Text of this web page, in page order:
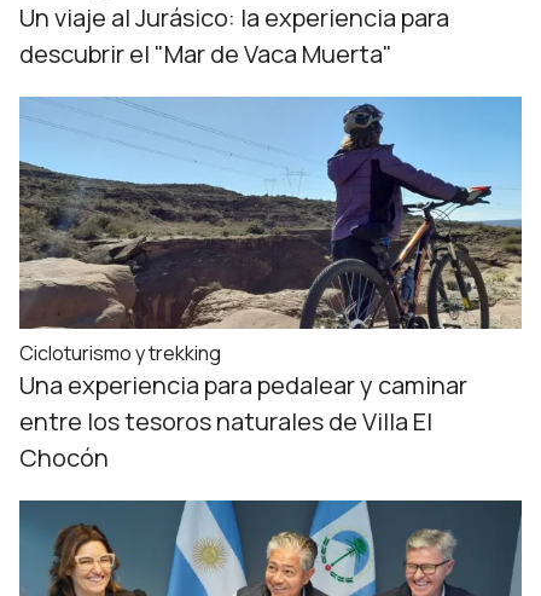
Un viaje al Jurásico: la experiencia para
descubrir el "Mar de Vaca Muerta"
Cicloturismo y trekking
Una experiencia para pedalear y caminar
entre los tesoros naturales de Villa El
Chocón